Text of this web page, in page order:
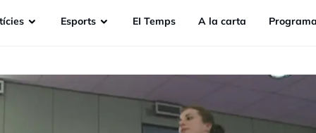
Esports EI Temps A la carta